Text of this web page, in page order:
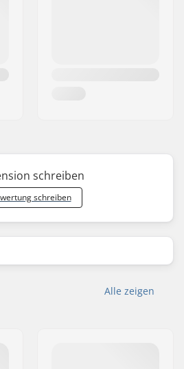
schreiben
schreiben
Alle zeigen